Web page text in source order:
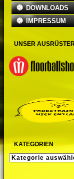
DOWNLOADS
IMPRESSUM
UNSER
KATEGORIEN
KATEGORIEN